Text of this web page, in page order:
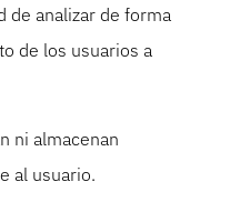
de analizar de forma
de los usuarios a
ni almacenan
al usuario.